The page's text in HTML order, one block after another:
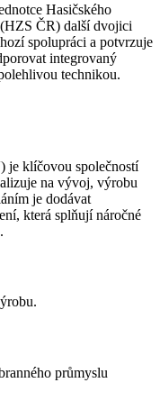
Hasičského
ČR) další dvojici
spolupráci a potvrzuje
integrovaný
technikou.
klíčovou společností
na vývoj, výrobu
je dodávat
která splňují náročné
průmyslu